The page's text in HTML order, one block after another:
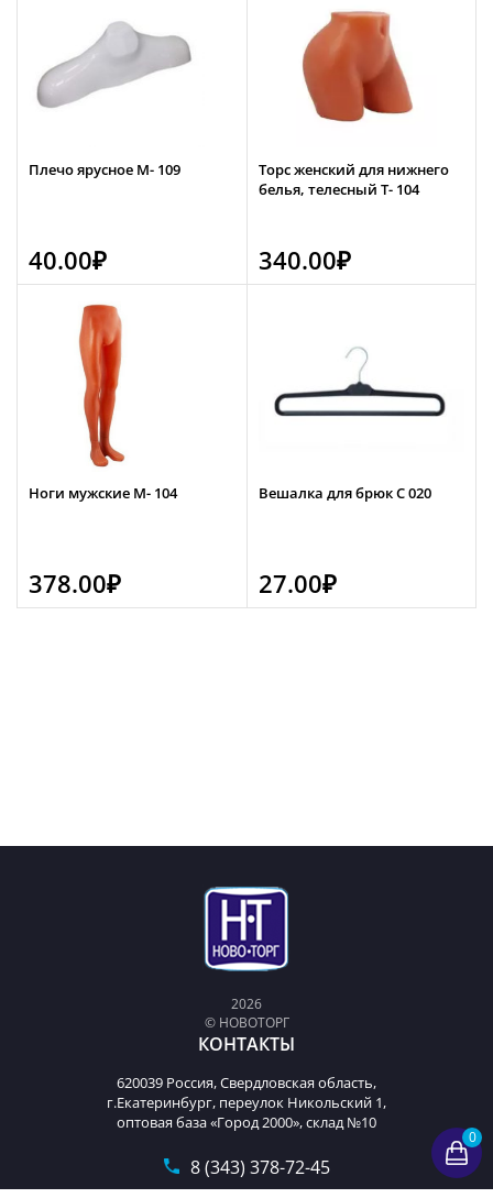
0
Плечо ярусное М- 109
40.00₽
Торс женский для нижнего
белья, телесный Т- 104
340.00₽
Ноги мужские М- 104
378.00₽
Вешалка для брюк С 020
27.00₽
2026
© НОВОТОРГ
КОНТАКТЫ
620039 Россия, Свердловская область,
г.Екатеринбург, переулок Никольский 1,
оптовая база «Город 2000», склад №10
8 (343) 378-72-45